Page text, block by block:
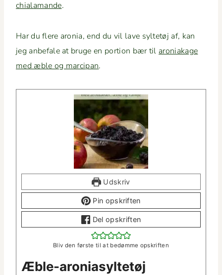
chiala­mande.
Har du flere aro­nia, end du vil lave syl­tetøj af, kan
jeg anbe­fale at bruge en por­tion bær til aro­ni­ak­age
med æble og mar­ci­pan.
Udskriv
Pin opskriften
Del opskriften
Bliv den første til at bedømme opskriften
Æble-aro­ni­a­syl­tetøj